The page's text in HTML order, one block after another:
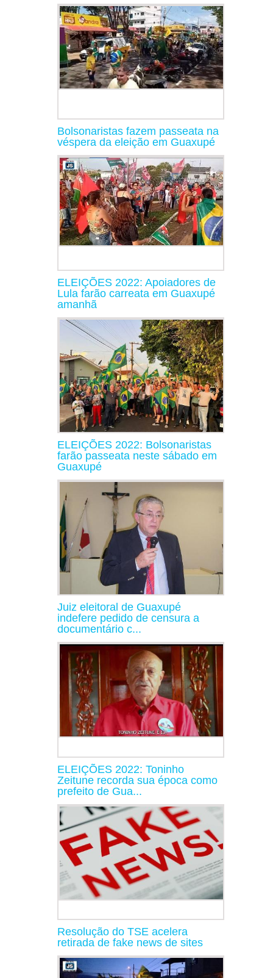
Bolsonaristas fazem passeata na
véspera da eleição em Guaxupé
ELEIÇÕES 2022: Apoiadores de
Lula farão carreata em Guaxupé
amanhã
ELEIÇÕES 2022: Bolsonaristas
farão passeata neste sábado em
Guaxupé
Juiz eleitoral de Guaxupé
indefere pedido de censura a
documentário c...
ELEIÇÕES 2022: Toninho
Zeitune recorda sua época como
prefeito de Gua...
Resolução do TSE acelera
retirada de fake news de sites